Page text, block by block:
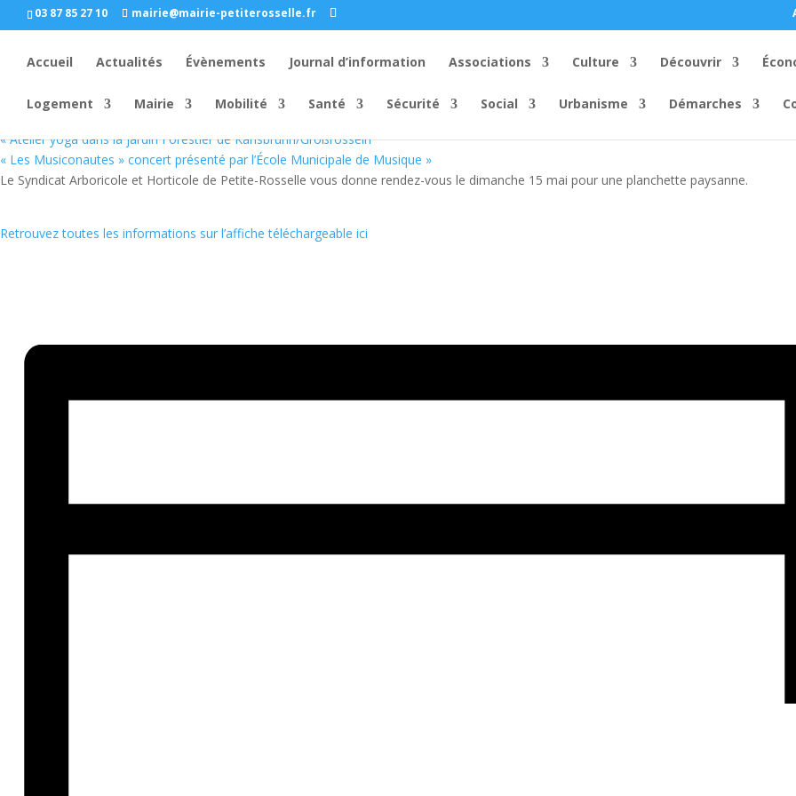
03 87 85 27 10 mairie@mairie-petiterosselle.fr
Accueil Actualités Évènements Journal d’information Associations Culture Découvrir
Logement Mairie Mobilité Santé Sécurité Social Urbanisme Démarches
« Tous les Évènements
Planchette paysanne organisée par le Syndicat Arboricole et
15/05/2022 à 11 h 30 min
«Atelier yoga dans la jardin Forestier de Karlsbrunn/Großrosseln
« Les Musiconautes » concert présenté par l’École Municipale de Musique »
Le Syndicat Arboricole et Horticole de Petite-Rosselle vous donne rendez-vous le dimanche 15 mai pour une planchette paysanne.
Retrouvez toutes les informations sur l’affiche téléchargeable ici